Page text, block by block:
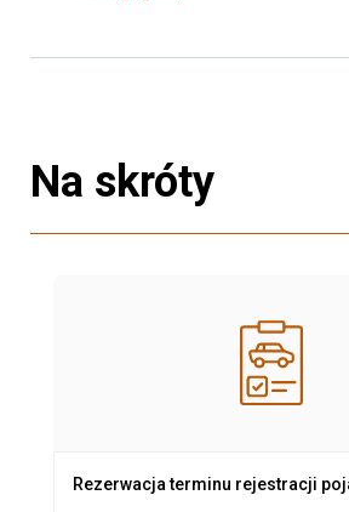
Na skróty
Rezerwacja terminu rejestracji